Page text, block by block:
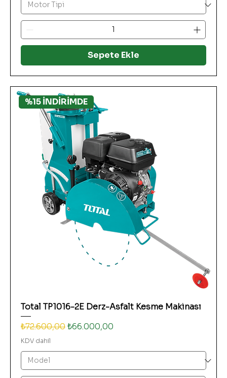
Sepete Ekle
%15 İNDİRİMDE
Total TP1016-2E Derz-Asfalt Kesme Makinası
Normal Fiyat
₺72.600,00İndirimli Fiyat
₺66.000,00
KDV dahil